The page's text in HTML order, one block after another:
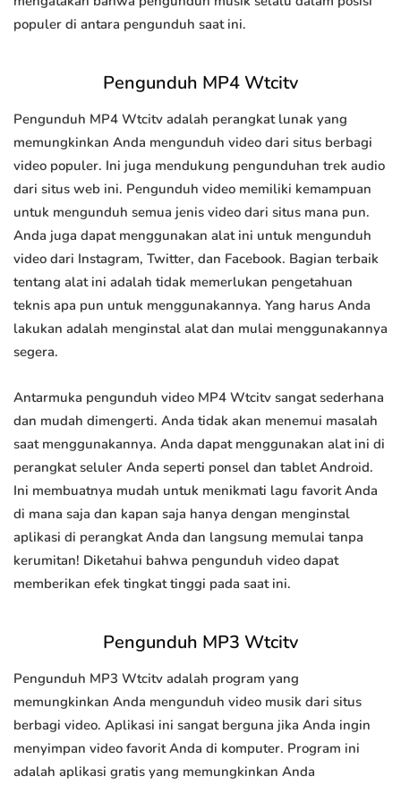
populer di antara pengunduh saat ini.
Pengunduh MP4 Wtcitv
Pengunduh MP4 Wtcitv adalah perangkat lunak yang
memungkinkan Anda mengunduh video dari situs berbagi
video populer. Ini juga mendukung pengunduhan trek audio
dari situs web ini. Pengunduh video memiliki kemampuan
untuk mengunduh semua jenis video dari situs mana pun.
Anda juga dapat menggunakan alat ini untuk mengunduh
video dari Instagram, Twitter, dan Facebook. Bagian terbaik
tentang alat ini adalah tidak memerlukan pengetahuan
teknis apa pun untuk menggunakannya. Yang harus Anda
lakukan adalah menginstal alat dan mulai menggunakannya
segera.
Antarmuka pengunduh video MP4 Wtcitv sangat sederhana
dan mudah dimengerti. Anda tidak akan menemui masalah
saat menggunakannya. Anda dapat menggunakan alat ini di
perangkat seluler Anda seperti ponsel dan tablet Android.
Ini membuatnya mudah untuk menikmati lagu favorit Anda
di mana saja dan kapan saja hanya dengan menginstal
aplikasi di perangkat Anda dan langsung memulai tanpa
kerumitan! Diketahui bahwa pengunduh video dapat
memberikan efek tingkat tinggi pada saat ini.
Pengunduh MP3 Wtcitv
Pengunduh MP3 Wtcitv adalah program yang
memungkinkan Anda mengunduh video musik dari situs
berbagi video. Aplikasi ini sangat berguna jika Anda ingin
menyimpan video favorit Anda di komputer. Program ini
adalah aplikasi gratis yang memungkinkan Anda